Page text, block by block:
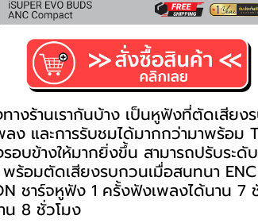
างร้านเรากันบ้าง เป็นหูฟังที่ตัดเสีย
ง และการรับชมได้มากกว่ามาพร้อม
อบข้างให้มากยิ่งขึ้น สามารถปรับระดั
ร้อมตัดเสียงรบกวนเมื่อสนทนา
ชาร์จหูฟัง 1 ครั้งฟังเพลงได้นาน 7
น 8 ชั่วโมง